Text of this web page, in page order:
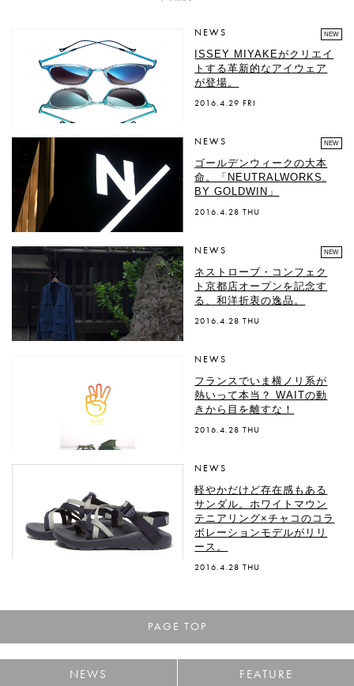
NEWS NEW
ISSEY MIYAKEがクリエイ
トする革新的なアイウェア
が登場。
2016.4.29 FRI
NEWS NEW
ゴールデンウィークの大本
命。「NEUTRALWORKS.
BY GOLDWIN」
2016.4.28 THU
NEWS NEW
ネストローブ・コンフェク
ト京都店オープンを記念す
る、和洋折衷の逸品。
2016.4.28 THU
NEWS
フランスでいま横ノリ系が
熱いって本当？ WAITの動
きから目を離すな！
2016.4.28 THU
NEWS
軽やかだけど存在感もある
サンダル。ホワイトマウン
テニアリング×チャコのコラ
ボレーションモデルがリリ
ース。
2016.4.28 THU
PAGE TOP
NEWS FEATURE